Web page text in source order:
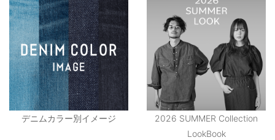
デニムカラー別イメージ
2026 SUMMER Collection
LookBook